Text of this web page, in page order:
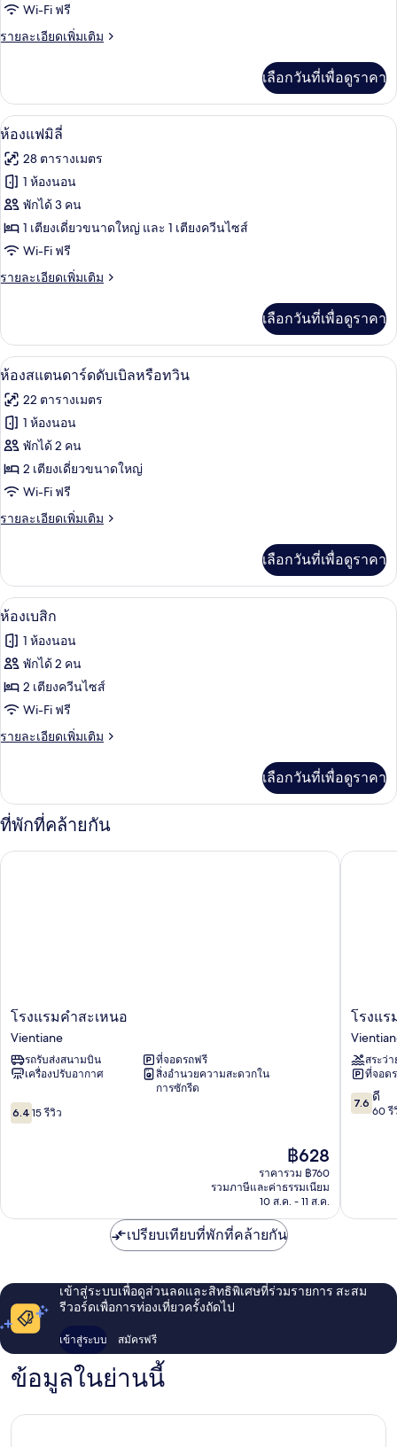
สแตนดาร์ด
ดับเบิล
Wi-Fi ฟรี
รายละเอียดเพิ่มเติม
ราย
เกี่ยว
กับ
ห้อง
ดับเบิล
เลือกวันที่เพื่อดูราคา
เปิด
ภาพถ่าย
ทั้งหมด
ของ
ห้อง
แฟ
มิ
ห้องแฟมิลี่ | โต๊ะทำงาน, พื้นที่ทำงานแ
31
ห้องแฟมิลี่
28 ตารางเมตร
1 ห้องนอน
พักได้ 3 คน
1 เตียงเดี่ยวขนาดใหญ่ และ 1 เตียงควีนไซส์
Wi-Fi ฟรี
รายละเอียดเพิ่มเติม
ราย
เกี่ยว
กับ
ห้อง
มิ
ลี่
เลือกวันที่เพื่อดูราคา
เปิด
ภาพถ่าย
ทั้งหมด
ของ
ห้อง
สแตนดาร์ด
ดับเบิล
ทวิน
โต๊ะทำงาน, พื้นที่ทำงานแบบใช้แล็ปท็อ
22
ห้องสแตนดาร์ดดับเบิลหรือทวิน
22 ตารางเมตร
1 ห้องนอน
พักได้ 2 คน
2 เตียงเดี่ยวขนาดใหญ่
Wi-Fi ฟรี
รายละเอียดเพิ่มเติม
ราย
เกี่ยว
กับ
ห้อง
ดับเบิล
หรือ
น
เลือกวันที่เพื่อดูราคา
เปิด
ภาพถ่าย
ทั้งหมด
ของ
ห้อง
เบสิ
ห้องเบสิก | โต๊ะทำงาน, พื้นที่ทำงานแบ
1
ห้องเบสิก
1 ห้องนอน
พักได้ 2 คน
2 เตียงควีนไซส์
Wi-Fi ฟรี
รายละเอียดเพิ่มเติม
ราย
เกี่ยว
กับ
ห้อง
เบสิ
ก
เลือกวันที่เพื่อดูราคา
ที่พักที่คล้ายกัน
โรงแรม
คำ
สะ
เหนอ
Vientiane
โรงแรมคำสะเหนอ
Vientiane
รถรับส่งสนามบิน
ที่จอดรถฟรี
เครื่องปรับอากาศ
สิ่งอำนวยความสะดวกใน
การซักรีด
6.4
จาก
6.4 15 รีวิว
ราคา
ปัจจุบัน
คือ
฿628
฿628
ราคารวม ฿760
รวมภาษีและค่าธรรมเนียม
10 ส.ค. - 11 ส.ค.
โรงแรมคำสะเหนอ
โรงแรม
วิลล่า
สวน
เวียงจัน
โรงแร
สระว่
ที่จอด
7.6
จาก
7.6 ดี
60 รี
โรงแรม
เปรียบเทียบที่พักที่คล้ายกัน
เข้าสู่ระบบเพื่อดูส่วนลดและสิทธิพิเศษที่ร่วมรายการ สะสม
รีวอร์ดเพื่อการท่องเที่ยวครั้งถัดไป
เข้าสู่ระบบ สมัครฟรี
ข้อมูลในย่านนี้